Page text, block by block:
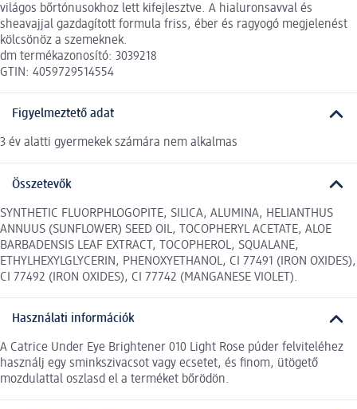
világos bőrtónusokhoz lett kifejlesztve. A hialuronsavval és
sheavajjal gazdagított formula friss, éber és ragyogó megjelenést
kölcsönöz a szemeknek.
dm termékazonosító: 3039218
GTIN: 4059729514554
Figyelmeztető adat
3 év alatti gyermekek számára nem alkalmas
Összetevők
SYNTHETIC FLUORPHLOGOPITE, SILICA, ALUMINA, HELIANTHUS
ANNUUS (SUNFLOWER) SEED OIL, TOCOPHERYL ACETATE, ALOE
BARBADENSIS LEAF EXTRACT, TOCOPHEROL, SQUALANE,
ETHYLHEXYLGLYCERIN, PHENOXYETHANOL, CI 77491 (IRON OXIDES),
CI 77492 (IRON OXIDES), CI 77742 (MANGANESE VIOLET).
Használati információk
A Catrice Under Eye Brightener 010 Light Rose púder felviteléhez
használj egy sminkszivacsot vagy ecsetet, és finom, ütögető
mozdulattal oszlasd el a terméket bőrödön.